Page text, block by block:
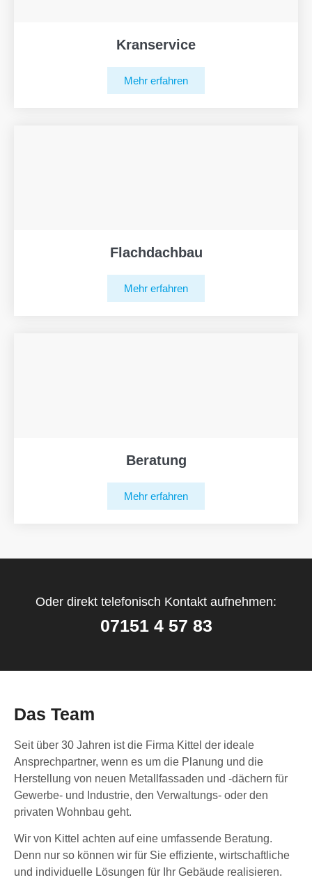
Kranservice
Mehr erfahren
Flachdachbau
Mehr erfahren
Beratung
Mehr erfahren
Oder direkt telefonisch Kontakt aufnehmen:
07151 4 57 83
Das Team
Seit über 30 Jahren ist die Firma Kittel der ideale
Ansprechpartner, wenn es um die Planung und die
Herstellung von neuen Metallfassaden und -dächern für
Gewerbe- und Industrie, den Verwaltungs- oder den
privaten Wohnbau geht.
Wir von Kittel achten auf eine umfassende Beratung.
Denn nur so können wir für Sie effiziente, wirtschaftliche
und individuelle Lösungen für Ihr Gebäude realisieren.